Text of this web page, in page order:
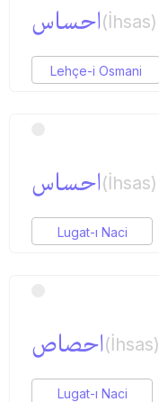
احساس(İhsas)
Lehçe-i Osmani
احساس(İhsas)
Lugat-ı Naci
احصاص(İhsas)
Lugat-ı Naci